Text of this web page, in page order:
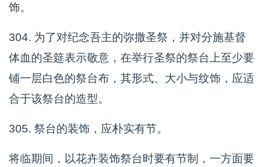
饰。
304. 为了对纪念吾主的弥撒圣祭，并对分施基督
体血的圣筵表示敬意，在举行圣祭的祭台上至少要
铺一层白色的祭台布，其形式、大小与纹饰，应适
合于该祭台的造型。
305. 祭台的装饰，应朴实有节。
将临期间，以花卉装饰祭台时要有节制，一方面要